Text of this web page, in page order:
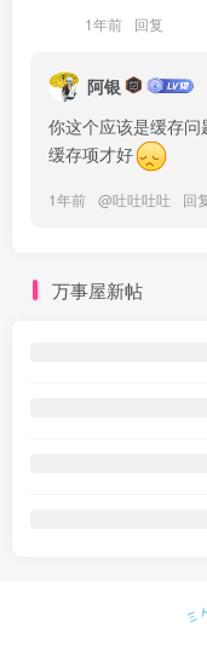
1年前 回复
阿银
你这个应该是缓存
缓存项才好
1年前 @吐吐吐吐 回
万事屋新帖